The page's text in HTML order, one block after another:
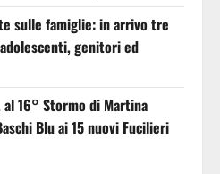
sulle famiglie: in arrivo tre
genitori ed
16° Stormo di Martina
Blu ai 15 nuovi Fucilieri